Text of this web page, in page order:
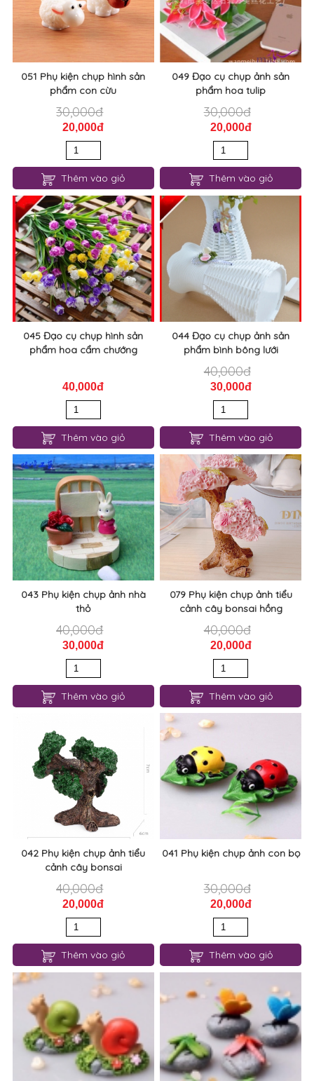
051 Phụ kiện chụp hình sản
phẩm con cừu
30,000đ
20,000đ
Thêm vào giỏ
049 Đạo cụ chụp ảnh sản
phẩm hoa tulip
30,000đ
20,000đ
Thêm vào giỏ
045 Đạo cụ chụp hình sản
phẩm hoa cẩm chướng
40,000đ
Thêm vào giỏ
044 Đạo cụ chụp ảnh sản
phẩm bình bông lưới
40,000đ
30,000đ
Thêm vào giỏ
043 Phụ kiện chụp ảnh nhà
thỏ
40,000đ
30,000đ
Thêm vào giỏ
079 Phụ kiện chụp ảnh tiểu
cảnh cây bonsai hồng
40,000đ
20,000đ
Thêm vào giỏ
042 Phụ kiện chụp ảnh tiểu
cảnh cây bonsai
40,000đ
20,000đ
Thêm vào giỏ
041 Phụ kiện chụp ảnh con bọ
30,000đ
20,000đ
Thêm vào giỏ